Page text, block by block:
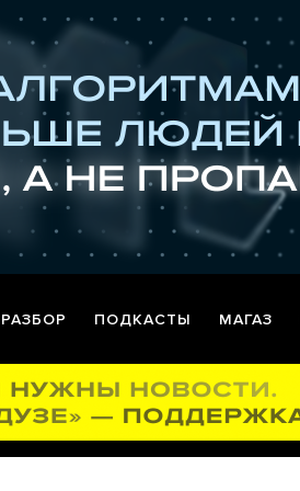
РАЗБОР ПОДКАСТЫ МАГАЗ